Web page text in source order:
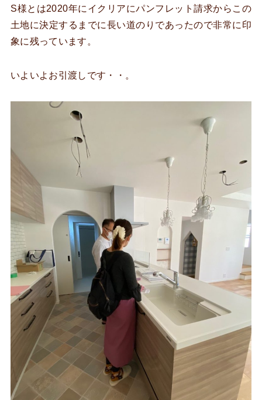
S様とは2020年にイクリアにパンフレット請求からこの
土地に決定するまでに長い道のりであったので非常に印
象に残っています。
いよいよお引渡しです・・。